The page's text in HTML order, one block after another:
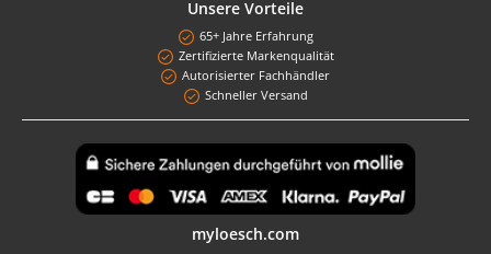
Unsere Vorteile
65+ Jahre Erfahrung
Zertifizierte Markenqualität
Autorisierter Fachhändler
Schneller Versand
myloesch.com